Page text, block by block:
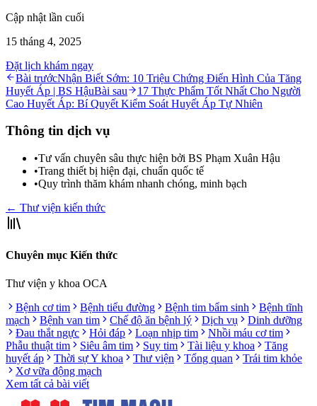
Cập nhật lần cuối
15 tháng 4, 2025
Đặt lịch khám ngay
Bài trướcNhận Biết Sớm: 10 Triệu Chứng Điển Hình Của Tăng
Huyết Áp | BS HậuBài sau
17 Thực Phẩm Tốt Nhất Cho Người
Cao Huyết Áp: Bí Quyết Kiểm Soát Huyết Áp Tự Nhiên
Thông tin dịch vụ
•Tư vấn chuyên sâu thực hiện bởi BS Phạm Xuân Hậu
•Trang thiết bị hiện đại, chuẩn quốc tế
•Quy trình thăm khám nhanh chóng, minh bạch
← Thư viện kiến thức
Chuyên mục Kiến thức
Thư viện y khoa OCA
Bệnh cơ tim
Bệnh tiểu đường Bệnh tim bẩm sinh
Bệnh tĩnh
mạch
Bệnh van tim Chế độ ăn bệnh lý Dịch vụ
Dinh dưỡng
Đau thắt ngực
Hỏi đáp Loạn nhịp tim
Nhồi máu cơ tim
Phẫu thuật tim
Siêu âm tim Suy tim Tài liệu y khoa
Tăng
huyết áp
Thời sự Y khoa Thư viện Tổng quan
Trái tim khỏe
Xơ vữa động mạch
Xem tất cả bài viết